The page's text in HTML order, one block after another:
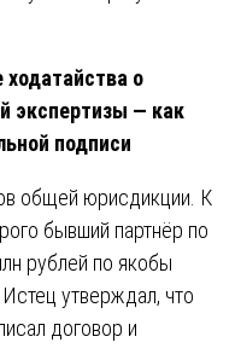
о
экспертизы — как
подписи
общей юрисдикции. К
бывший партнёр по
рублей по якобы
утверждал, что
договор и